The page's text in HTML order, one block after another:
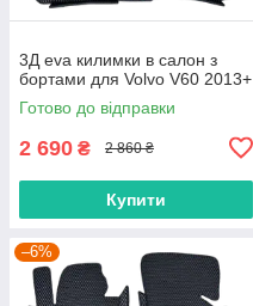
3Д eva килимки в салон з
бортами для Volvo V60 2013+
Готово до відправки
2 690 ₴ 2 860 ₴
Купити
–6%